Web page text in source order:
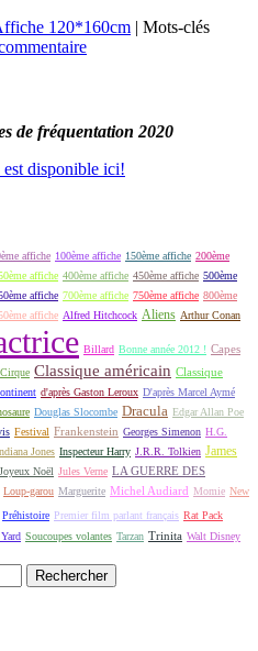
120*160cm | Mots-clés
de fréquentation 2020
disponible ici!
affiche 100ème affiche 150ème affiche 200ème
affiche 400ème affiche 450ème affiche 500ème
affiche 700ème affiche 750ème affiche 800ème
affiche Alfred Hitchcock Aliens Arthur Conan
Billard Bonne année 2012 ! Capes
Cirque Classique américain Classique
d'après Gaston Leroux D'après Marcel Aymé
Douglas Slocombe Dracula Edgar Allan Poe
Festival Frankenstein Georges Simenon H.G.
Jones Inspecteur Harry J.R.R. Tolkien James
Joyeux Noël Jules Verne LA GUERRE DES
Loup-garou Marguerite Michel Audiard Momie New
Préhistoire Premier film parlant français Rat Pack
Soucoupes volantes Tarzan Trinita Walt Disney